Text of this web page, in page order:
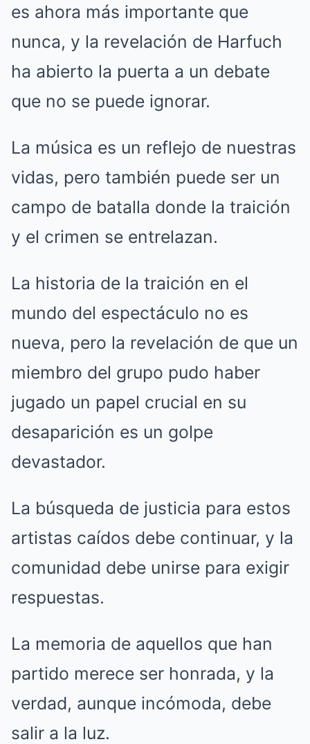
es ahora más importante que
nunca, y la revelación de Harfuch
ha abierto la puerta a un debate
que no se puede ignorar.
La música es un reflejo de nuestras
vidas, pero también puede ser un
campo de batalla donde la traición
y el crimen se entrelazan.
La historia de la traición en el
mundo del espectáculo no es
nueva, pero la revelación de que un
miembro del grupo pudo haber
jugado un papel crucial en su
desaparición es un golpe
devastador.
La búsqueda de justicia para estos
artistas caídos debe continuar, y la
comunidad debe unirse para exigir
respuestas.
La memoria de aquellos que han
partido merece ser honrada, y la
verdad, aunque incómoda, debe
salir a la luz.